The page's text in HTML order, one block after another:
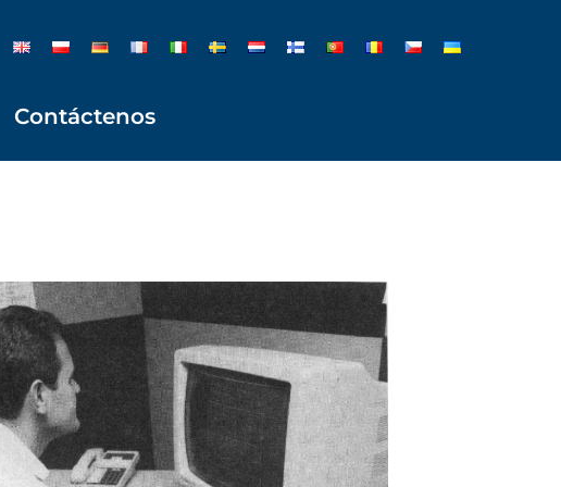
Contáctenos